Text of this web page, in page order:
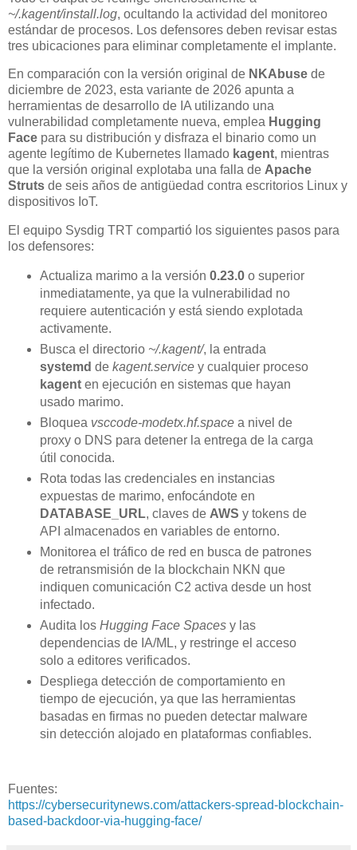
~/.kagent/install.log, ocultando la actividad del monitoreo
estándar de procesos. Los defensores deben revisar estas
tres ubicaciones para eliminar completamente el implante.
En comparación con la versión original de NKAbuse de
diciembre de 2023, esta variante de 2026 apunta a
herramientas de desarrollo de IA utilizando una
vulnerabilidad completamente nueva, emplea Hugging
Face para su distribución y disfraza el binario como un
agente legítimo de Kubernetes llamado kagent, mientras
que la versión original explotaba una falla de Apache
Struts de seis años de antigüedad contra escritorios Linux y
dispositivos IoT.
El equipo Sysdig TRT compartió los siguientes pasos para
los defensores:
Actualiza marimo a la versión 0.23.0o superior
inmediatamente, ya que la vulnerabilidad no
requiere autenticación y está siendo explotada
activamente.
Busca el directorio ~/.kagent/, la entrada
systemd de kagent.servicey cualquier proceso
kagenten ejecución en sistemas que hayan
usado marimo.
Bloquea vsccode-modetx.hf.spacea nivel de
proxy o DNS para detener la entrega de la carga
útil conocida.
Rota todas las credenciales en instancias
expuestas de marimo, enfocándote en
DATABASE_URL, claves de AWS y tokens de
API almacenados en variables de entorno.
Monitorea el tráfico de red en busca de patrones
de retransmisión de la blockchain NKN que
indiquen comunicación C2 activa desde un host
infectado.
Audita los Hugging Face Spacesy las
dependencias de IA/ML, y restringe el acceso
solo a editores verificados.
Despliega detección de comportamiento en
tiempo de ejecución, ya que las herramientas
basadas en firmas no pueden detectar malware
sin detección alojado en plataformas confiables.
Fuentes:
https://cybersecuritynews.com/attackers-spread-blockchain-
based-backdoor-via-hugging-face/